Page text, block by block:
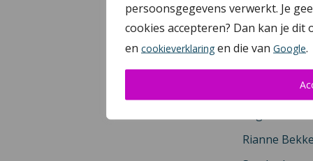
persoonsgegevens verwerkt. Je
cookies accepteren? Dan kan je
en cookieverklaring en die van Google.
Marc Rutten
Marja
Natasja
Rianne